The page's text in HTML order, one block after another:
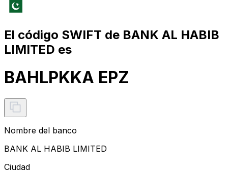
El código SWIFT de BANK AL HABIB
LIMITED es
BAHLPKKA EPZ
Nombre del banco
BANK AL HABIB LIMITED
Ciudad